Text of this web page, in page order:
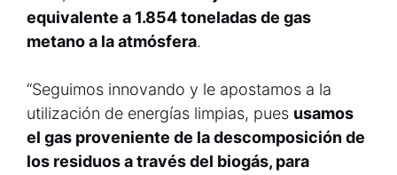
equivalente a 1.854 toneladas de gas
metano a la atmósfera.
“Seguimos innovando y le apostamos a la
utilización de energías limpias, pues usamos
el gas proveniente de la descomposición de
los residuos a través del biogás, para